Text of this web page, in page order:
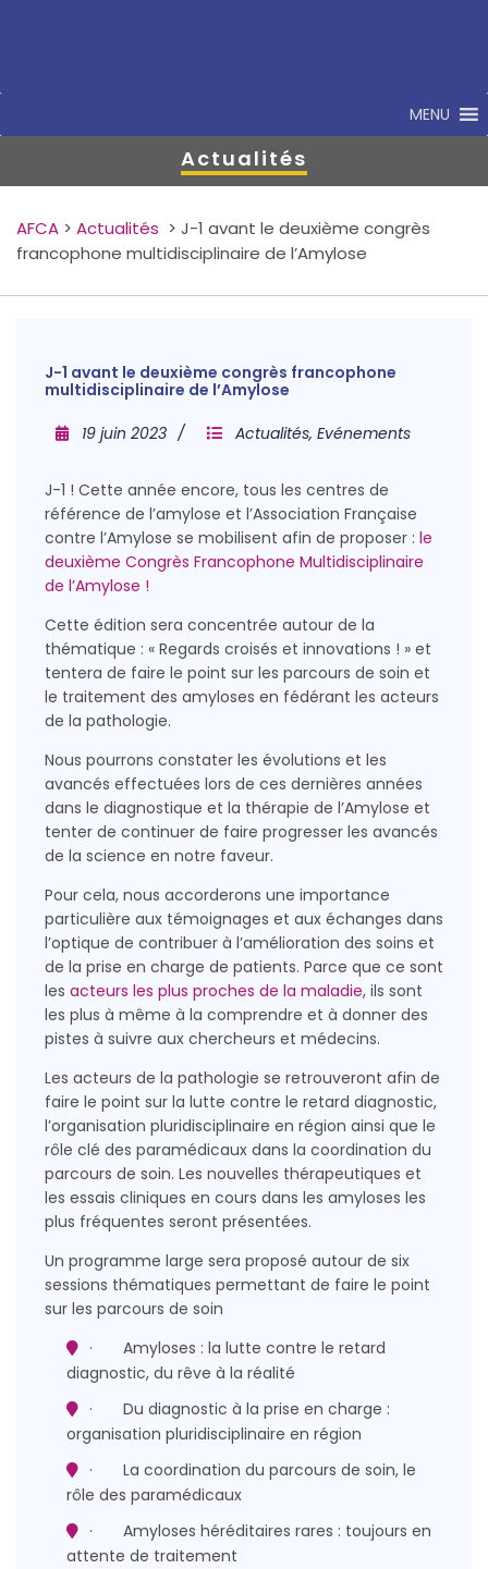
MENU
Actualités
AFCA > Actualités > J-1 avant le deuxième congrès
francophone multidisciplinaire de l’Amylose
J-1 avant le deuxième congrès francophone
multidisciplinaire de l’Amylose
19 juin 2023
Actualités, Evénements
J-1 ! Cette année encore, tous les centres de
référence de l’amylose et l’Association Française
contre l’Amylose se mobilisent afin de proposer : le
deuxième Congrès Francophone Multidisciplinaire
de l’Amylose !
Cette édition sera concentrée autour de la
thématique : « Regards croisés et innovations ! » et
tentera de faire le point sur les parcours de soin et
le traitement des amyloses en fédérant les acteurs
de la pathologie.
Nous pourrons constater les évolutions et les
avancés effectuées lors de ces dernières années
dans le diagnostique et la thérapie de l’Amylose et
tenter de continuer de faire progresser les avancés
de la science en notre faveur.
Pour cela, nous accorderons une importance
particulière aux témoignages et aux échanges dans
l’optique de contribuer à l’amélioration des soins et
de la prise en charge de patients. Parce que ce sont
les acteurs les plus proches de la maladie, ils sont
les plus à même à la comprendre et à donner des
pistes à suivre aux chercheurs et médecins.
Les acteurs de la pathologie se retrouveront afin de
faire le point sur la lutte contre le retard diagnostic,
l’organisation pluridisciplinaire en région ainsi que le
rôle clé des paramédicaux dans la coordination du
parcours de soin. Les nouvelles thérapeutiques et
les essais cliniques en cours dans les amyloses les
plus fréquentes seront présentées.
Un programme large sera proposé autour de six
sessions thématiques permettant de faire le point
sur les parcours de soin
· Amyloses : la lutte contre le retard
diagnostic, du rêve à la réalité
· Du diagnostic à la prise en charge :
organisation pluridisciplinaire en région
· La coordination du parcours de soin, le
rôle des paramédicaux
· Amyloses héréditaires rares : toujours en
attente de traitement